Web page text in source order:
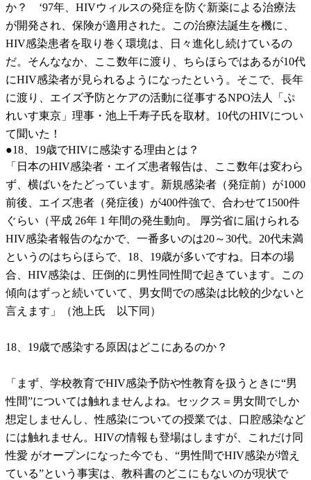
か？ ‘97年、HIVウィルスの発症を防ぐ新薬による治療法
が開発され、保険が適用された。この治療法誕生を機に、
HIV感染患者を取り巻く環境は、日々進化し続けているの
だ。そんななか、ここ数年に渡り、ちらほらではあるが10代
にHIV感染者が見られるようになったという。そこで、長年
に渡り、エイズ予防とケアの活動に従事するNPO法人「ぷ
れいす東京」理事・池上千寿子氏を取材。10代のHIVについ
て聞いた！
●18、19歳でHIVに感染する理由とは？
「日本のHIV感染者・エイズ患者報告は、ここ数年は変わら
ず、横ばいをたどっています。新規感染者（発症前）が1000
前後、エイズ患者（発症後）が400件強で、合わせて1500件
ぐらい（平成 26年 1 年間の発生動向。 厚労省に届けられる
HIV感染者報告のなかで、一番多いのは20～30代。20代未満
というのはちらほらで、18、19歳が多いですね。日本の場
合、HIV感染は、圧倒的に男性同性間で起きています。この
傾向はずっと続いていて、男女間での感染は比較的少ないと
言えます」（池上氏 以下同）
18、19歳で感染する原因はどこにあるのか？
「まず、学校教育でHIV感染予防や性教育を扱うときに“男
性間”については触れませんよね。セックス＝男女間でしか
想定しませんし、性感染についての授業では、口腔感染など
には触れません。HIVの情報も登場はしますが、これだけ同
性愛 がオープンになった今でも、“男性間でHIV感染が増え
ている”という事実は、教科書のどこにもないのが現状で